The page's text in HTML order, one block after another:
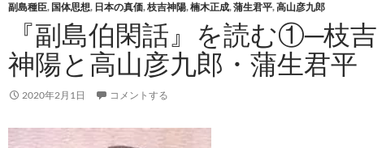
副島種臣, 国体思想, 日本の真価,枝吉神陽,楠木正成,蒲生君平,高山彦九郎
『副島伯閑話』を読む①─枝吉
神陽と高山彦九郎・蒲生君平
2020年2月1日 コメントする